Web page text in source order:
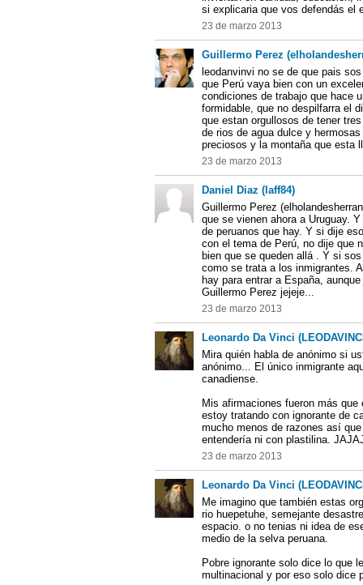
si explicaria que vos defendás el
23 de marzo 2013
Guillermo Perez
leodanvinvi no se de que pais
que Perú vaya bien con un
condiciones de trabajo que hace
formidable, que no despilfarra el
que estan orgullosos de tener
de rios de agua dulce y
preciosos y la montaña que esta
23 de marzo 2013
Daniel Diaz (laff84)
Guillermo Perez
que se vienen ahora a Uruguay.
de peruanos que hay. Y si dije
con el tema de Perú, no dije que
bien que se queden allá . Y si
como se trata a los inmigrantes.
hay para entrar a España,
Guillermo Perez jejeje...
23 de marzo 2013
Leonardo Da Vinci
Mira quién habla de anónimo si
anónimo... El único inmigrante
canadiense.
Mis afirmaciones fueron más
estoy tratando con ignorante de
mucho menos de razones así
entendería ni con plastilina.
23 de marzo 2013
Leonardo Da Vinci
Me imagino que también estas
rio huepetuhe, semejante
espacio. o no tenias ni idea de
medio de la selva peruana.
Pobre ignorante solo dice lo que
multinacional y por eso solo dice